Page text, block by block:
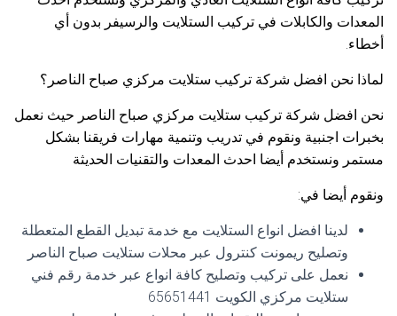
المعدات والكابلات في تركيب الستلايت والرسيفر بدون أي
أخطاء.
لماذا نحن افضل شركة تركيب ستلايت مركزي صباح الناصر؟
نحن افضل شركة تركيب ستلايت مركزي صباح الناصر حيث نعمل
بخبرات اجنبية ونقوم في تدريب وتنمية مهارات فريقنا بشكل
مستمر ونستخدم أيضا احدث المعدات والتقنيات الحديثة
ونقوم أيضا في:
لدينا افضل انواع الستلايت مع خدمة تبديل القطع المتعطلة
وتصليح ريمونت كنترول عبر محلات ستلايت صباح الناصر
نعمل على تركيب وتصليح كافة انواع عبر خدمة رقم فني
ستلايت مركزي الكويت 65651441